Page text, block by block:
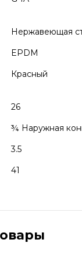
Нержавеющая
EPDM
Красный
26
¾ Наружная
3.5
41